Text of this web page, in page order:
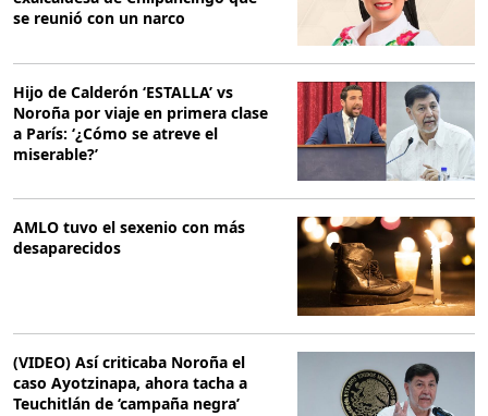
se reunió con un narco
Hijo de Calderón ‘ESTALLA’ vs
Noroña por viaje en primera clase
a París: ‘¿Cómo se atreve el
miserable?’
AMLO tuvo el sexenio con más
desaparecidos
(VIDEO) Así criticaba Noroña el
caso Ayotzinapa, ahora tacha a
Teuchitlán de ‘campaña negra’